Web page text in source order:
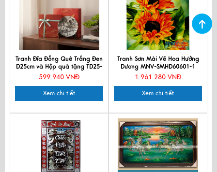
Tranh Đĩa Đồng Quê Trắng Đen
D25cm và Hộp quà tặng TD25-
6
599.940 VNĐ
Xem chi tiết
Tranh Sơn Mài Vẽ Hoa Hướng
Dương MNV-SMHD60601-1
1.961.280 VNĐ
Xem chi tiết